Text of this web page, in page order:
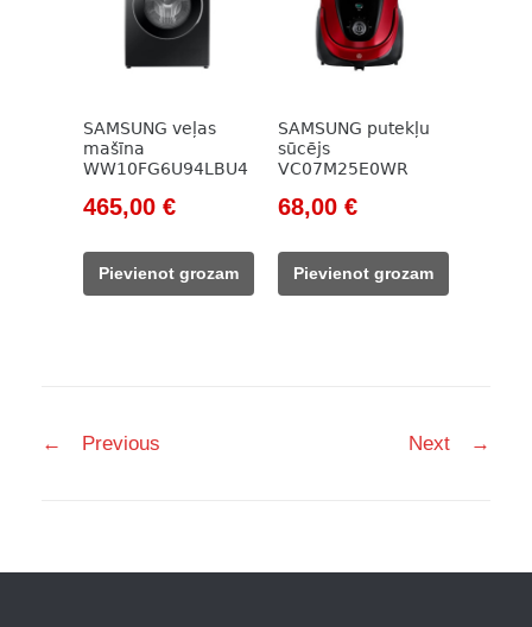
SAMSUNG veļas
mašīna
WW10FG6U94LBU4
Original
was:
658,00 €.
465,00 €Current
465,00 €.
Pievienot grozam
SAMSUNG putekļu
sūcējs
VC07M25E0WR
Original
was:
98,00 €.
68,00 €Current
Pievienot grozam
navigation
← Previous Next →